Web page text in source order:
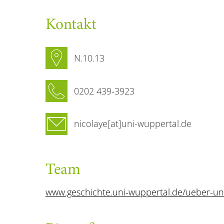
Kontakt
N.10.13
0202 439-3923
nicolaye[at]uni-wuppertal.de
Team
www.geschichte.uni-wuppertal.de/ueber-